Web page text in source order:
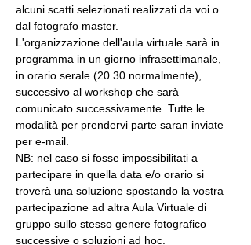
alcuni scatti selezionati realizzati da voi o
dal fotografo master.
L'organizzazione dell'aula virtuale sarà in
programma in un giorno infrasettimanale,
in orario serale (20.30 normalmente),
successivo al workshop che sarà
comunicato successivamente. Tutte le
modalità per prendervi parte saran inviate
per e-mail.
NB: nel caso si fosse impossibilitati a
partecipare in quella data e/o orario si
troverà una soluzione spostando la vostra
partecipazione ad altra Aula Virtuale di
gruppo sullo stesso genere fotografico
successive o soluzioni ad hoc.